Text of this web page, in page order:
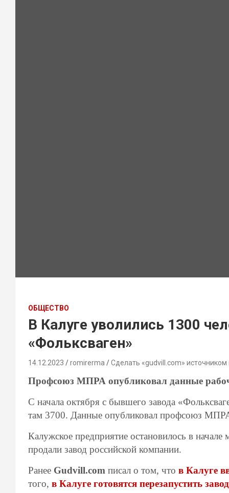
ОБЩЕСТВО
В Калуге уволились 1300
«Фольксваген»
14.12.2023 romirerma Сделать «gudvill.com» источником
Профсоюз МПРА опубликовал данные
С начала октября с бывшего завода
там 3700. Данные опубликовал профсоюз
Калужское предприятие остановилось в
продали завод российской компании.
Ранее Gudvill.com писал о том, что в Калуге
того, в Калуге готовятся перезапустить